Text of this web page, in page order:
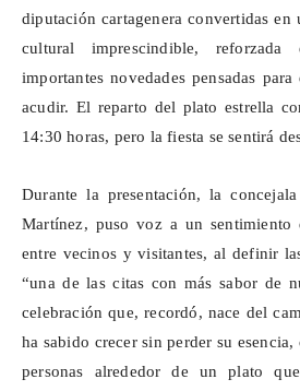
diputación cartagenera convertidas
cultural imprescindible,
importantes novedades pensadas
acudir. El reparto del plato estrella
14:30 horas, pero la fiesta se sentirá
Durante la presentación, la
Martínez, puso voz a un sentimiento
entre vecinos y visitantes, al definir
“una de las citas con más sabor de
celebración que, recordó, nace del
ha sabido crecer sin perder su
personas alrededor de un plato